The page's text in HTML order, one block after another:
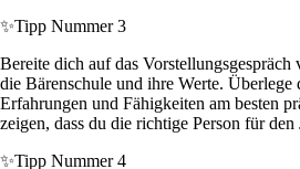
✨Tipp Nummer 3
Bereite dich auf das
die Bärenschule und ihre Werte. Überlege
Erfahrungen und Fähigkeiten am besten
zeigen, dass du die richtige Person für den
✨Tipp Nummer 4